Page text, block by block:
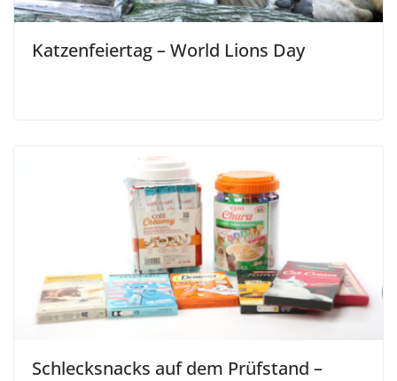
Katzenfeiertag – World Lions Day
Schlecksnacks auf dem Prüfstand –